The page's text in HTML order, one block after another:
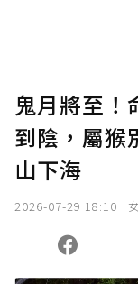
鬼月將至！
到陰，屬猴
山下海
2026-07-29 18:10